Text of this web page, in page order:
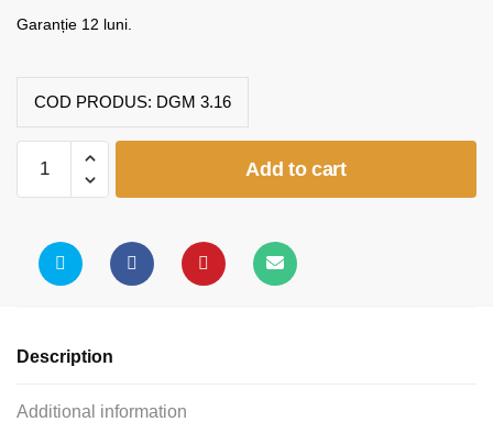
Garanție 12 luni.
COD PRODUS: DGM 3.16
etajera
Add to cart
Description
Additional information